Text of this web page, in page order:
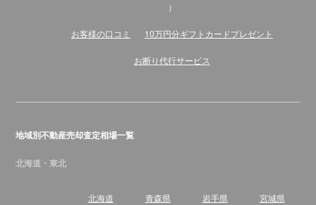
）
お客様の口コミ 10万円分ギフトカードプレゼント
お断り代行サービス
地域別不動産売却査定相場一覧
北海道・東北
北海道 青森県 岩手県 宮城県